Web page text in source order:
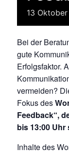
13 Oktober
Bei der
gute
Erfolgsfaktor.
vermeiden?
Fokus des
Feedback“,
bis 13:00
Inhalte des